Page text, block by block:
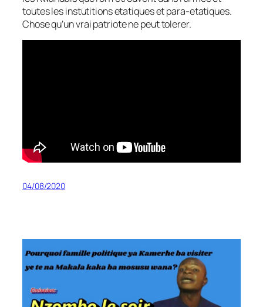
toutes les instutitions etatiques et para-etatiques.
Chose qu’un vrai patriote ne peut tolerer.
04/08/2020